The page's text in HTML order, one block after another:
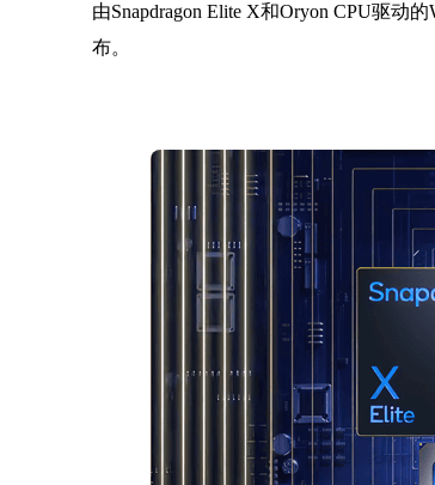
由Snapdragon Elite X和Oryon CPU驱动
布。